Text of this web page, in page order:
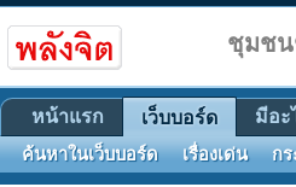
ชุมชน
หน้าแรก เว็บบอร์ด
ค้นหาในเว็บบอร์ด เรื่องเด่น ก
มีอะ